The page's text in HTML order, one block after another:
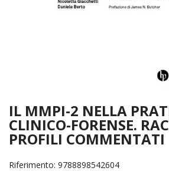
IL MMPI-2 NELLA
CLINICO-FORENSE.
PROFILI COMMENTATI
Riferimento: 9788898542604